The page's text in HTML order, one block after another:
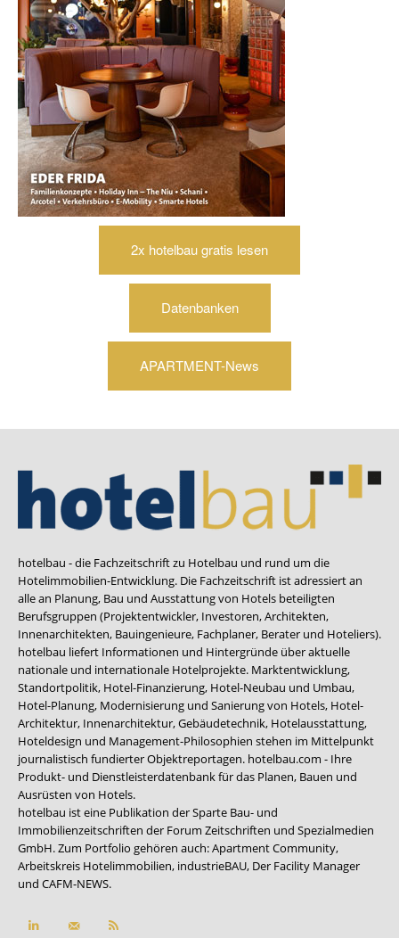
2x hotelbau gratis lesen
Datenbanken
APARTMENT-News
hotelbau - die Fachzeitschrift zu Hotelbau und rund um die
Hotelimmobilien-Entwicklung. Die Fachzeitschrift ist adressiert an
alle an Planung, Bau und Ausstattung von Hotels beteiligten
Berufsgruppen (Projektentwickler, Investoren, Architekten,
Innenarchitekten, Bauingenieure, Fachplaner, Berater und Hoteliers).
hotelbau liefert Informationen und Hintergründe über aktuelle
nationale und internationale Hotelprojekte. Marktentwicklung,
Standortpolitik, Hotel-Finanzierung, Hotel-Neubau und Umbau,
Hotel-Planung, Modernisierung und Sanierung von Hotels, Hotel-
Architektur, Innenarchitektur, Gebäudetechnik, Hotelausstattung,
Hoteldesign und Management-Philosophien stehen im Mittelpunkt
journalistisch fundierter Objektreportagen. hotelbau.com - Ihre
Produkt- und Dienstleisterdatenbank für das Planen, Bauen und
Ausrüsten von Hotels.
hotelbau ist eine Publikation der Sparte Bau- und
Immobilienzeitschriften der Forum Zeitschriften und Spezialmedien
GmbH. Zum Portfolio gehören auch:Apartment Community,
Arbeitskreis Hotelimmobilien, industrieBAU, Der Facility Manager
und CAFM-NEWS.